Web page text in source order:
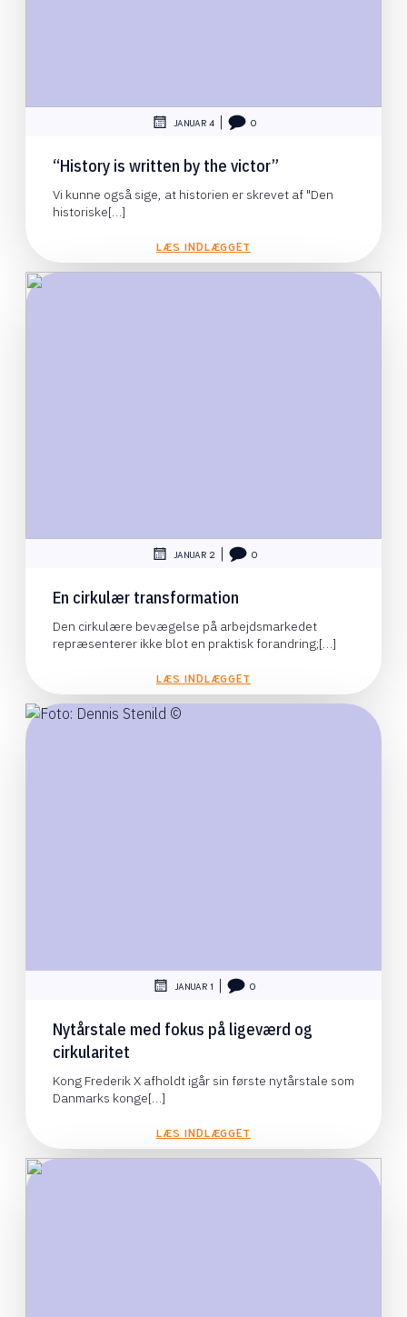
JANUAR 4 0
“History is written by the victor”
Vi kunne også sige, at historien er skrevet af "Den
historiske[…]
LÆS INDLÆGGET
JANUAR 2 0
En cirkulær transformation
Den cirkulære bevægelse på arbejdsmarkedet
repræsenterer ikke blot en praktisk forandring;[…]
LÆS INDLÆGGET
JANUAR 1 0
Nytårstale med fokus på ligeværd og
cirkularitet
Kong Frederik X afholdt igår sin første nytårstale som
Danmarks konge[…]
LÆS INDLÆGGET